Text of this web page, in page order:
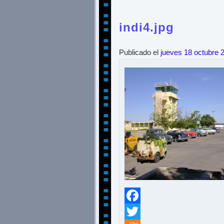
indi4.jpg
Publicado el jueves 18 octubre
Facebook